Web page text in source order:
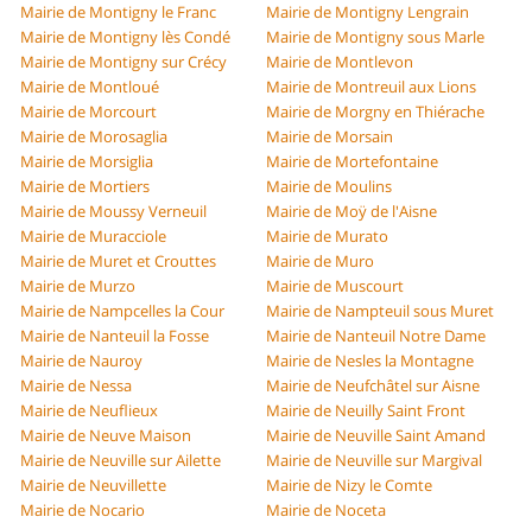
Mairie de Montigny le Franc
Mairie de Montigny Lengrain
Mairie de Montigny lès Condé
Mairie de Montigny sous Marle
Mairie de Montigny sur Crécy
Mairie de Montlevon
Mairie de Montloué
Mairie de Montreuil aux Lions
Mairie de Morcourt
Mairie de Morgny en Thiérache
Mairie de Morosaglia
Mairie de Morsain
Mairie de Morsiglia
Mairie de Mortefontaine
Mairie de Mortiers
Mairie de Moulins
Mairie de Moussy Verneuil
Mairie de Moÿ de l'Aisne
Mairie de Muracciole
Mairie de Murato
Mairie de Muret et Crouttes
Mairie de Muro
Mairie de Murzo
Mairie de Muscourt
Mairie de Nampcelles la Cour
Mairie de Nampteuil sous Muret
Mairie de Nanteuil la Fosse
Mairie de Nanteuil Notre Dame
Mairie de Nauroy
Mairie de Nesles la Montagne
Mairie de Nessa
Mairie de Neufchâtel sur Aisne
Mairie de Neuflieux
Mairie de Neuilly Saint Front
Mairie de Neuve Maison
Mairie de Neuville Saint Amand
Mairie de Neuville sur Ailette
Mairie de Neuville sur Margival
Mairie de Neuvillette
Mairie de Nizy le Comte
Mairie de Nocario
Mairie de Noceta